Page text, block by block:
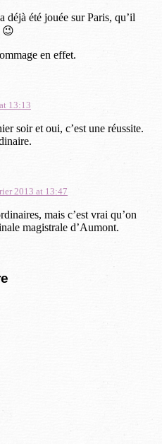
déjà été jouée sur Paris, qu’il
😉
en effet.
13:13
soir et oui, c’est une réussite.
2013 at 13:47
mais c’est vrai qu’on
magistrale d’Aumont.